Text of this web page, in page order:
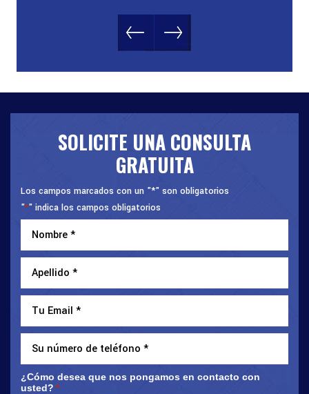
SOLICITE UNA CONSULTA
GRATUITA
Los campos marcados con un "*" son obligatorios
"*" indica los campos obligatorios
¿Cómo desea que nos pongamos en contacto con
usted? *